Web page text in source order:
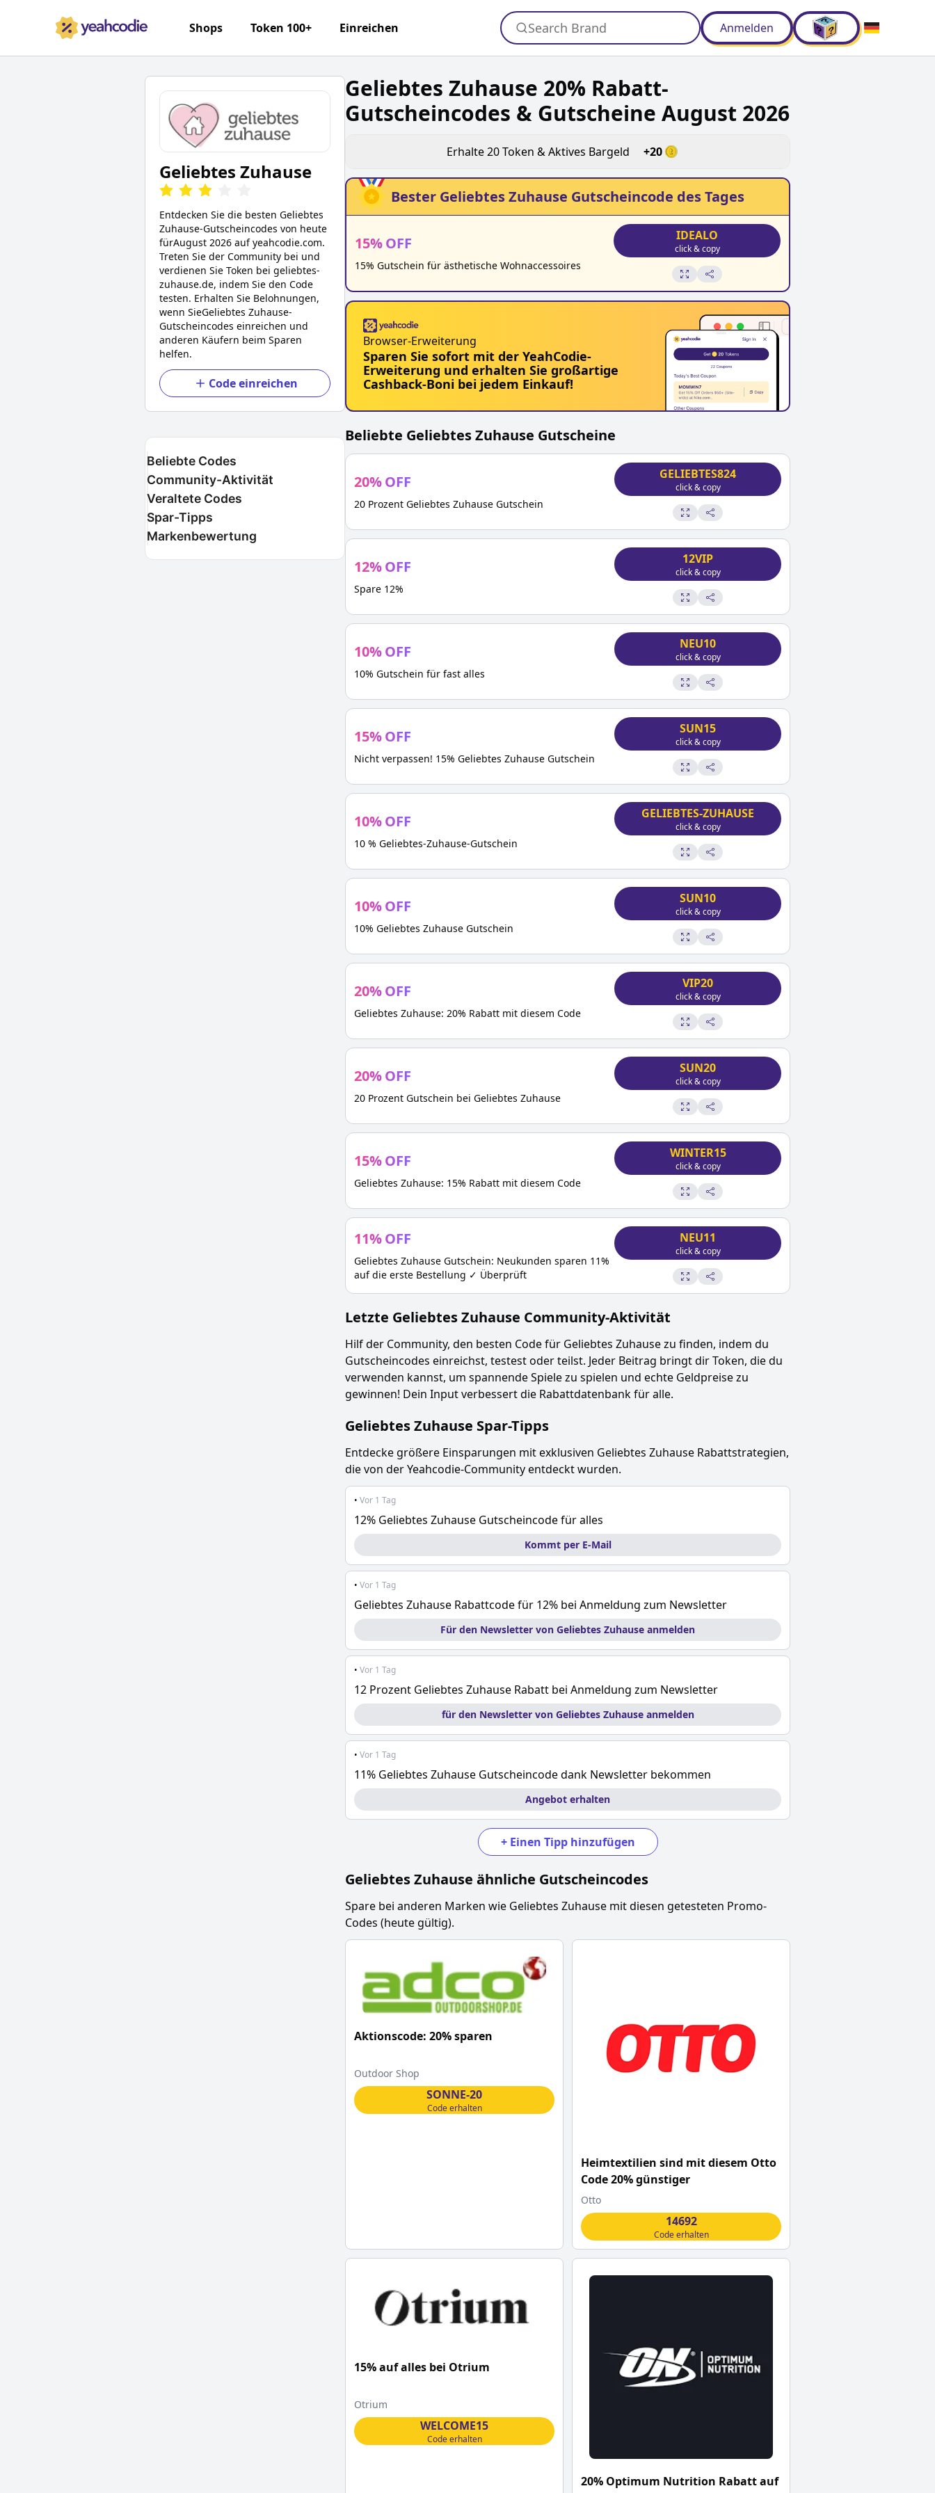
Shops Token 100+ Einreichen Search Brand Anmelden
Geliebtes Zuhause
Entdecken Sie die besten Geliebtes
Zuhause-Gutscheincodes von heute
fürAugust 2026 auf yeahcodie.com.
Treten Sie der Community bei und
verdienen Sie Token bei geliebtes-
zuhause.de, indem Sie den Code
testen. Erhalten Sie Belohnungen,
wenn SieGeliebtes Zuhause-
Gutscheincodes einreichen und
anderen Käufern beim Sparen
helfen.
Code einreichen
Beliebte Codes
Community-Aktivität
Veraltete Codes
Spar-Tipps
Markenbewertung
Geliebtes Zuhause 20% Rabatt-
Gutscheincodes & Gutscheine August 2026
Erhalte20Token & Aktives Bargeld +20
Bester Geliebtes Zuhause Gutscheincode des Tages
15%OFF
15% Gutschein für ästhetische Wohnaccessoires
IDEALO
click & copy
Browser-Erweiterung
Sparen Sie sofort mit der YeahCodie-
Erweiterung und erhalten Sie großartige
Cashback-Boni bei jedem Einkauf!
Beliebte Geliebtes Zuhause Gutscheine
20%OFF
20 Prozent Geliebtes Zuhause Gutschein
GELIEBTES824
click & copy
12%OFF
Spare 12%
12VIP
click & copy
10%OFF
10% Gutschein für fast alles
NEU10
click & copy
15%OFF
Nicht verpassen! 15% Geliebtes Zuhause Gutschein
SUN15
click & copy
10%OFF
10 % Geliebtes-Zuhause-Gutschein
GELIEBTES-ZUHAUSE
click & copy
10%OFF
10% Geliebtes Zuhause Gutschein
SUN10
click & copy
20%OFF
Geliebtes Zuhause: 20% Rabatt mit diesem Code
VIP20
click & copy
20%OFF
20 Prozent Gutschein bei Geliebtes Zuhause
SUN20
click & copy
15%OFF
Geliebtes Zuhause: 15% Rabatt mit diesem Code
WINTER15
click & copy
11%OFF
Geliebtes Zuhause Gutschein: Neukunden sparen 11%
auf die erste Bestellung ✓ Überprüft
NEU11
click & copy
Letzte Geliebtes Zuhause Community-Aktivität
Hilf der Community, den besten Code für Geliebtes Zuhausezu finden, indem du
Gutscheincodes einreichst, testest oder teilst. Jeder Beitrag bringt dir Token, die du
verwenden kannst, um spannende Spiele zu spielen und echte Geldpreise zu
gewinnen! Dein Input verbessert die Rabattdatenbank für alle.
Geliebtes Zuhause Spar-Tipps
Entdecke größere Einsparungen mit exklusiven Geliebtes Zuhause Rabattstrategien,
die von der Yeahcodie-Community entdeckt wurden.
• Vor 1 Tag
12% Geliebtes Zuhause Gutscheincode für alles
Kommt per E-Mail
• Vor 1 Tag
Geliebtes Zuhause Rabattcode für 12% bei Anmeldung zum Newsletter
Für den Newsletter von Geliebtes Zuhause anmelden
• Vor 1 Tag
12 Prozent Geliebtes Zuhause Rabatt bei Anmeldung zum Newsletter
für den Newsletter von Geliebtes Zuhause anmelden
• Vor 1 Tag
11% Geliebtes Zuhause Gutscheincode dank Newsletter bekommen
Angebot erhalten
+ Einen Tipp hinzufügen
Geliebtes Zuhause ähnliche Gutscheincodes
Spare bei anderen Marken wie Geliebtes Zuhause mit diesen getesteten Promo-
Codes (heute gültig).
Aktionscode: 20% sparen
Outdoor Shop
SONNE-20
Code erhalten
Heimtextilien sind mit diesem Otto
Code 20% günstiger
Otto
14692
Code erhalten
15% auf alles bei Otrium
Otrium
WELCOME15
Code erhalten
20% Optimum Nutrition Rabatt auf